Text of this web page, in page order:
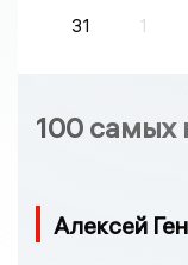
31
1
100 самых
Алексей